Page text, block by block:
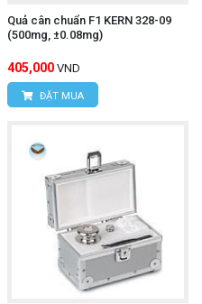
Quả cân chuẩn F1 KERN 328-09
(500mg, ±0.08mg)
405,000 VND
ĐẶT MUA